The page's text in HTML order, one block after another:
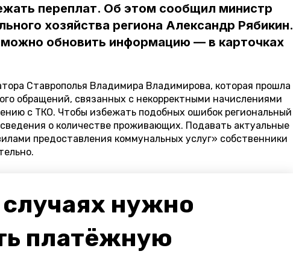
переплат. Об этом сообщил министр
хозяйства региона Александр Рябикин.
обновить информацию — в карточках
Ставрополья Владимира Владимирова, которая прошла
обращений, связанных с некорректными начислениями
с ТКО. Чтобы избежать подобных ошибок региональный
о количестве проживающих. Подавать актуальные
предоставления коммунальных услуг» собственники
случаях нужно
платёжную